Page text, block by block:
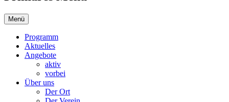
Menü
Programm
Aktuelles
Angebote
aktiv
vorbei
Über uns
Der Ort